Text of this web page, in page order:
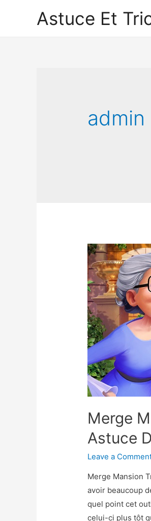
Astuce Et
admin
Merge
Astuce
Leave a
Merge Mansion
avoir beaucoup
quel point cet
celui-ci plus tôt